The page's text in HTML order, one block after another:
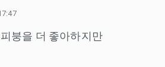
붕을 더 좋아하지만